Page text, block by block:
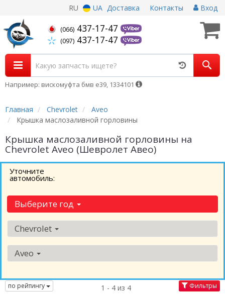
RU UA Доставка Контакты Вход
(066) 437-17-47
(097) 437-17-47
Например: вискомуфта бмв е39, 1334101
Главная Chevrolet
Aveo
Крышка маслозаливной горловины
Крышка маслозаливной горловины на
Chevrolet Aveo (Шевролет Авео)
Уточните
автомобиль:
Выберите год
Chevrolet
Aveo
по рейтингу 1 - 4 из 4 Фильтры